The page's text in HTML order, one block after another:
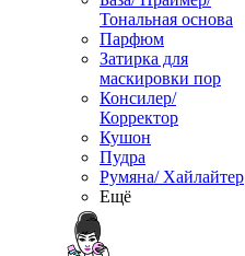
Тональная основа
Парфюм
Затирка для
маскировки пор
Консилер/
Корректор
Кушон
Пудра
Румяна/ Хайлайтер
Ещё